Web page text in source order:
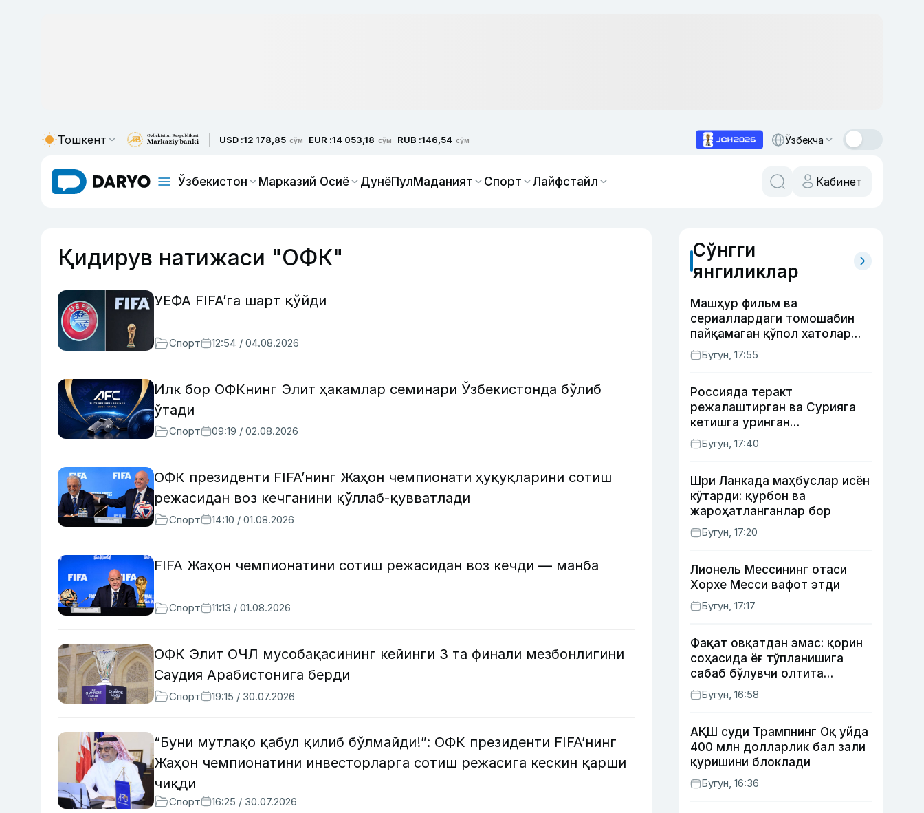
Тошкент USD :12 178,85 сўм EUR :14 053,18 сўм RUB :146,54 сўм Ўзбекча
Ўзбекистон Марказий Осиё ДунёПулМаданият Спорт Лайфстайл Кабинет
Қидирув натижаси "ОФК"
УЕФА FIFA’га шарт қўйди
Спорт 12:54 / 04.08.2026
Илк бор ОФКнинг Элит ҳакамлар семинари Ўзбекистонда бўлиб
ўтади
Спорт 09:19 / 02.08.2026
ОФК президенти FIFA’нинг Жаҳон чемпионати ҳуқуқларини сотиш
режасидан воз кечганини қўллаб-қувватлади
Спорт 14:10 / 01.08.2026
FIFA Жаҳон чемпионатини сотиш режасидан воз кечди — манба
Спорт 11:13 / 01.08.2026
ОФК Элит ОЧЛ мусобақасининг кейинги 3 та финали мезбонлигини
Саудия Арабистонига берди
Спорт 19:15 / 30.07.2026
“Буни мутлақо қабул қилиб бўлмайди!”: ОФК президенти FIFA’нинг
Жаҳон чемпионатини инвесторларга сотиш режасига кескин қарши
чиқди
Спорт 16:25 / 30.07.2026
Сўнгги
янгиликлар
Машҳур фильм ва
сериаллардаги томошабин
пайқамаган қўпол хатолар
(фото)
Бугун, 17:55
Россияда теракт
режалаштирган ва Сурияга
кетишга уринган
сурхондарёлик 4 нафар йигит
қамалди
Бугун, 17:40
Шри Ланкада маҳбуслар исён
кўтарди: қурбон ва
жароҳатланганлар бор
Бугун, 17:20
Лионель Мессининг отаси
Хорхе Месси вафот этди
Бугун, 17:17
Фақат овқатдан эмас: қорин
соҳасида ёғ тўпланишига
сабаб бўлувчи олтита
зарарли одат
Бугун, 16:58
АҚШ суди Трампнинг Оқ уйда
400 млн долларлик бал зали
қуришини блоклади
Бугун, 16:36